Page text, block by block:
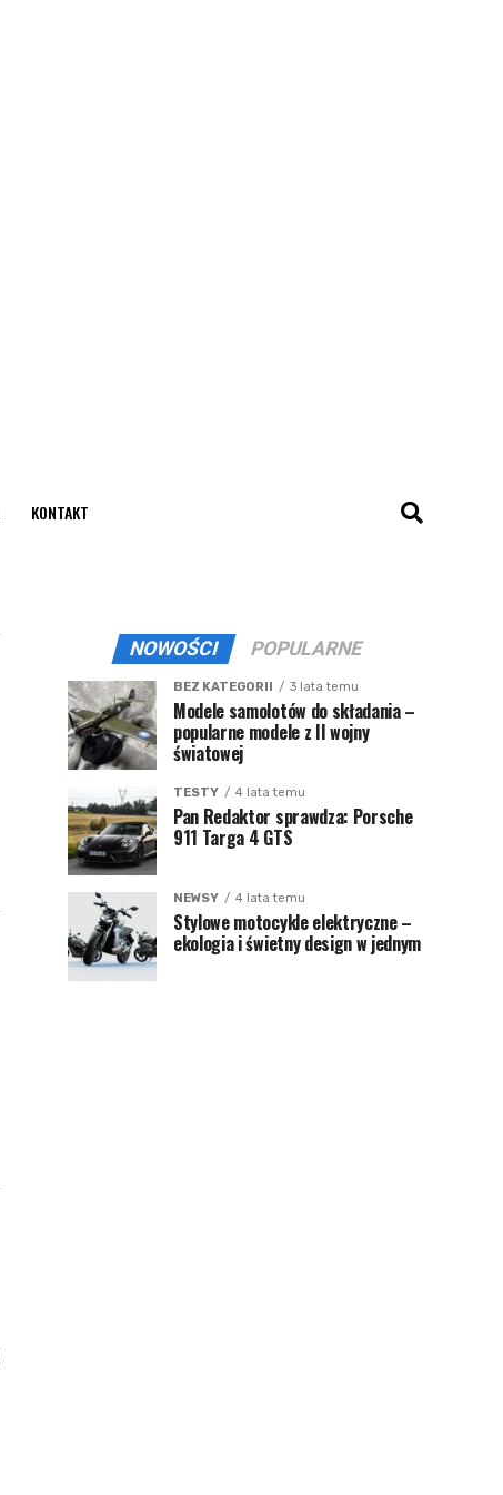
KONTAKT
NOWOŚCI POPULARNE
BEZ KATEGORII 3 lata temu
Modele samolotów do składania –
popularne modele z II wojny
światowej
TESTY 4 lata temu
Pan Redaktor sprawdza: Porsche
911 Targa 4 GTS
NEWSY 4 lata temu
Stylowe motocykle elektryczne –
ekologia i świetny design w jednym